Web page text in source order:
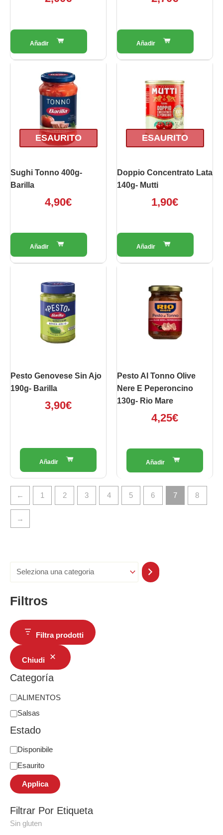
Filtros
Filtra prodotti
Chiudi
Categoría
ALIMENTOS
Salsas
Estado
Disponibile
Esaurito
Applica
Filtrar Por Etiqueta
Sin gluten
ESAURITO
Sughi Tonno 400g-
Barilla
4,90€
ESAURITO
Doppio Concentrato Lata
140g- Mutti
1,90€
Pesto Genovese Sin Ajo
190g- Barilla
3,90€
Pesto Al Tonno Olive
Nere E Peperoncino
130g- Rio Mare
4,25€
← 1 2 3 4 5 6 7 8
→